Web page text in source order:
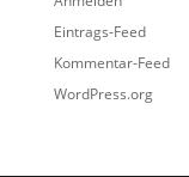
Eintrags-Feed
Kommentar-Feed
WordPress.org